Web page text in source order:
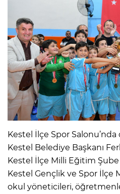
Kestel İlçe Spor
Kestel Belediye Başkanı
Kestel İlçe Milli Eğitim
Kestel Gençlik ve Spor İlçe
okul yöneticileri,